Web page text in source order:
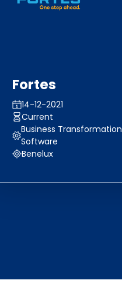
Fortes
14-12-2021
Current
Business Transformation
Software
Benelux